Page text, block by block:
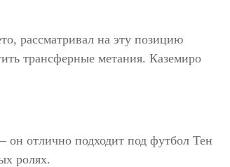
рассматривал на эту позицию
трансферные метания. Каземиро
он отлично подходит под футбол Тен
ролях.